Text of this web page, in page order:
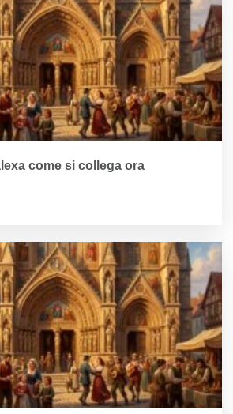
come si collega ora